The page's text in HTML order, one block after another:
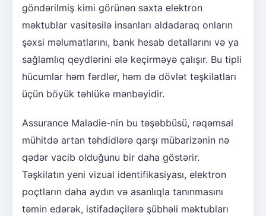
göndərilmiş kimi görünən saxta elektron
məktublar vasitəsilə insanları aldadaraq onların
şəxsi məlumatlarını, bank hesab detallarını və ya
sağlamlıq qeydlərini ələ keçirməyə çalışır. Bu tipli
hücumlar həm fərdlər, həm də dövlət təşkilatları
üçün böyük təhlükə mənbəyidir.
Assurance Maladie-nin bu təşəbbüsü, rəqəmsal
mühitdə artan təhdidlərə qarşı mübarizənin nə
qədər vacib olduğunu bir daha göstərir.
Təşkilatın yeni vizual identifikasiyası, elektron
poçtların daha aydın və asanlıqla tanınmasını
təmin edərək, istifadəçilərə şübhəli məktubları